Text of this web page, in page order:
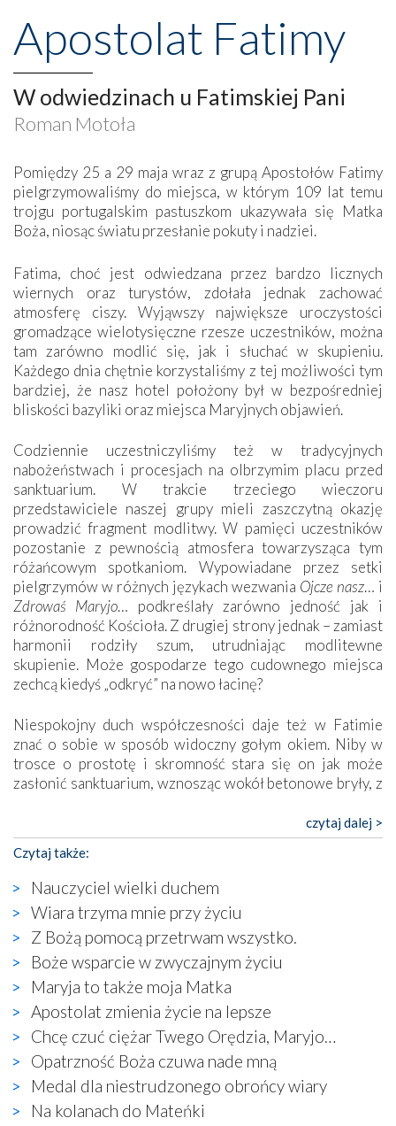
Apostolat Fatimy
W odwiedzinach u Fatimskiej Pani
Roman Motoła
Pomiędzy 25 a 29 maja wraz z grupą Apostołów Fatimy
pielgrzymowaliśmy do miejsca, w którym 109 lat temu
trojgu portugalskim pastuszkom ukazywała się Matka
Boża, niosąc światu przesłanie pokuty i nadziei.
Fatima, choć jest odwiedzana przez bardzo licznych
wiernych oraz turystów, zdołała jednak zachować
atmosferę ciszy. Wyjąwszy największe uroczystości
gromadzące wielotysięczne rzesze uczestników, można
tam zarówno modlić się, jak i słuchać w skupieniu.
Każdego dnia chętnie korzystaliśmy z tej możliwości tym
bardziej, że nasz hotel położony był w bezpośredniej
bliskości bazyliki oraz miejsca Maryjnych objawień.
Codziennie uczestniczyliśmy też w tradycyjnych
nabożeństwach i procesjach na olbrzymim placu przed
sanktuarium. W trakcie trzeciego wieczoru
przedstawiciele naszej grupy mieli zaszczytną okazję
prowadzić fragment modlitwy. W pamięci uczestników
pozostanie z pewnością atmosfera towarzysząca tym
różańcowym spotkaniom. Wypowiadane przez setki
pielgrzymów w różnych językach wezwania Ojcze nasz… i
Zdrowaś Maryjo… podkreślały zarówno jedność jak i
różnorodność Kościoła. Z drugiej strony jednak – zamiast
harmonii rodziły szum, utrudniając modlitewne
skupienie. Może gospodarze tego cudownego miejsca
zechcą kiedyś „odkryć” na nowo łacinę?
Niespokojny duch współczesności daje też w Fatimie
znać o sobie w sposób widoczny gołym okiem. Niby w
trosce o prostotę i skromność stara się on jak może
zasłonić sanktuarium, wznosząc wokół betonowe bryły, z
katolickiego kultu. Tylko co wspólnego z żywą,
autentyczną wiarą mogą mieć płaskie, szare bunkry albo
kaplice, w których Tabernakulum przypomina bardziej
skrzynkę na narzędzia? Albo co powiedzieć o ustawionym
tuż przy nowej bazylice wielkim krzyżu, na którym
zamiast Chrystusa umieszczono dziwaczną postać jakby
wyjętą ze starożytnych hieroglifów? W kulturowym
kontekście naszych czasów to raczej karykatura niż godny
wizerunek Zbawiciela…
Zatem nawet w bezpośrednim otoczeniu sanktuarium
naocznie przekonaliśmy się, że wewnątrz Kościoła toczy
się ogromna walka o kształt katolicyzmu i o serca
wierzących. Do czego to zmaganie może prowadzić,
widzieliśmy w urokliwym, niewielkim mieście Obidos,
gdzie w miejscu dawnego kościoła działa dzisiaj…
księgarnia.
czytaj dalej >
Czytaj także:
Nauczyciel wielki duchem
Wiara trzyma mnie przy życiu
Z Bożą pomocą przetrwam wszystko.
Boże wsparcie w zwyczajnym życiu
Maryja to także moja Matka
Apostolat zmienia życie na lepsze
Chcę czuć ciężar Twego Orędzia, Maryjo…
Opatrzność Boża czuwa nade mną
Medal dla niestrudzonego obrońcy wiary
Na kolanach do Mateńki